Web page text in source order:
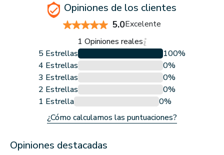
Opiniones de los clientes
5.0Excelente
1 Opiniones reales
5 Estrellas
100%
4 Estrellas
0%
3 Estrellas
0%
2 Estrellas
0%
1 Estrella
0%
¿Cómo calculamos las puntuaciones?
Opiniones destacadas